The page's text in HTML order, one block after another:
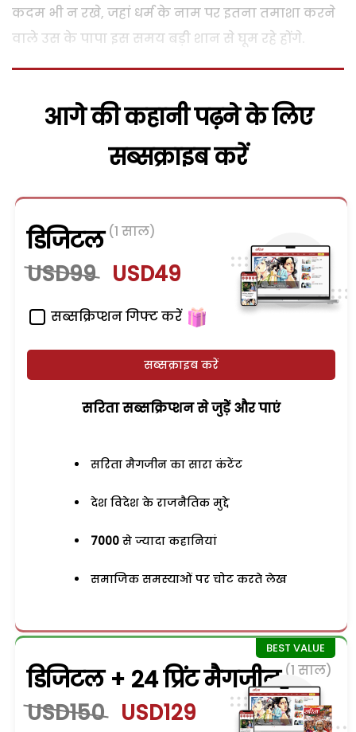
कदम भी न रखे, जहां धर्म के नाम पर इतना तमाशा करने
वाले उस के पापा इस समय बड़ी शान से घूम रहे होंगे.
आगे की कहानी पढ़ने के लिए
सब्सक्राइब करें
डिजिटल (1 साल)
USD99 USD49
सब्सक्रिप्शन गिफ्ट करें
सब्सक्राइब करें
सरिता सब्सक्रिप्शन से जुड़ेें और पाएं
सरिता मैगजीन का सारा कंटेंट
देश विदेश के राजनैतिक मुद्दे
7000 से ज्यादा कहानियां
समाजिक समस्याओं पर चोट करते लेख
डिजिटल + 24 प्रिंट मैगजीन (1 साल)
USD150 USD129